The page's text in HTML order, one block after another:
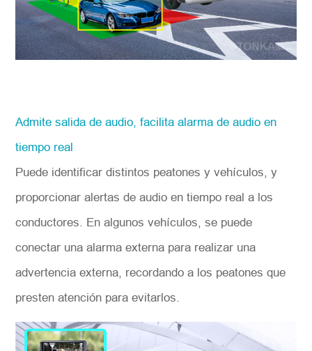
Admite salida de audio, facilita alarma de audio en
tiempo real
Puede identificar distintos peatones y vehículos, y
proporcionar alertas de audio en tiempo real a los
conductores. En algunos vehículos, se puede
conectar una alarma externa para realizar una
advertencia externa, recordando a los peatones que
presten atención para evitarlos.